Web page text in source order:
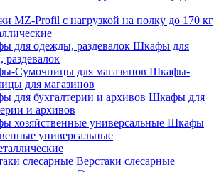
MZ-Profil с нагрузкой на полку до 170 кг
Шкафы для
раздевалок
Шкафы-
для магазинов
Шкафы для
и архивов
Шкафы
универсальные
Верстаки слесарные